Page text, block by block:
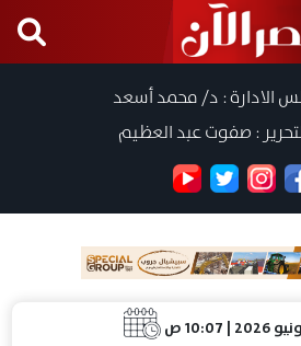
الادارة : د/ محمد أسعد
: صفوت عبد العظيم